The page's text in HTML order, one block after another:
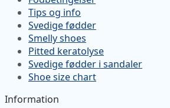
Tips og info
Svedige fødder
Smelly shoes
Pitted keratolyse
Svedige fødder i sandaler
Shoe size chart
Information